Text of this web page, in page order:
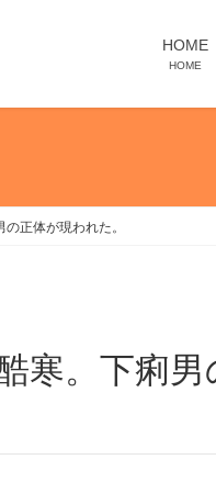
HOME
HOME
正体が現われた。